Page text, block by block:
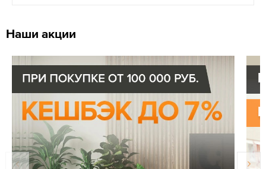
Наши акции